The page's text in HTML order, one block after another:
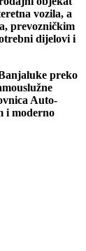
vozila, a
prevozničkim
dijelovi i
preko
Auto-
i moderno